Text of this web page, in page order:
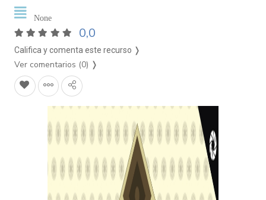
None
0,0
Califica y comenta este recurso ❭
Ver comentarios (0) ❭